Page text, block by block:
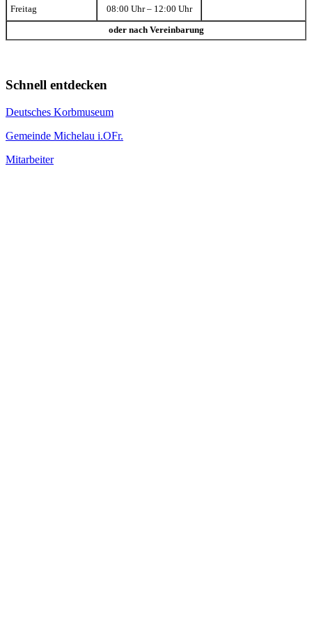
Freitag 08:00 Uhr – 12:00 Uhr
oder nach Vereinbarung
Schnell entdecken
Deutsches Korbmuseum
Gemeinde Michelau i.OFr.
Mitarbeiter